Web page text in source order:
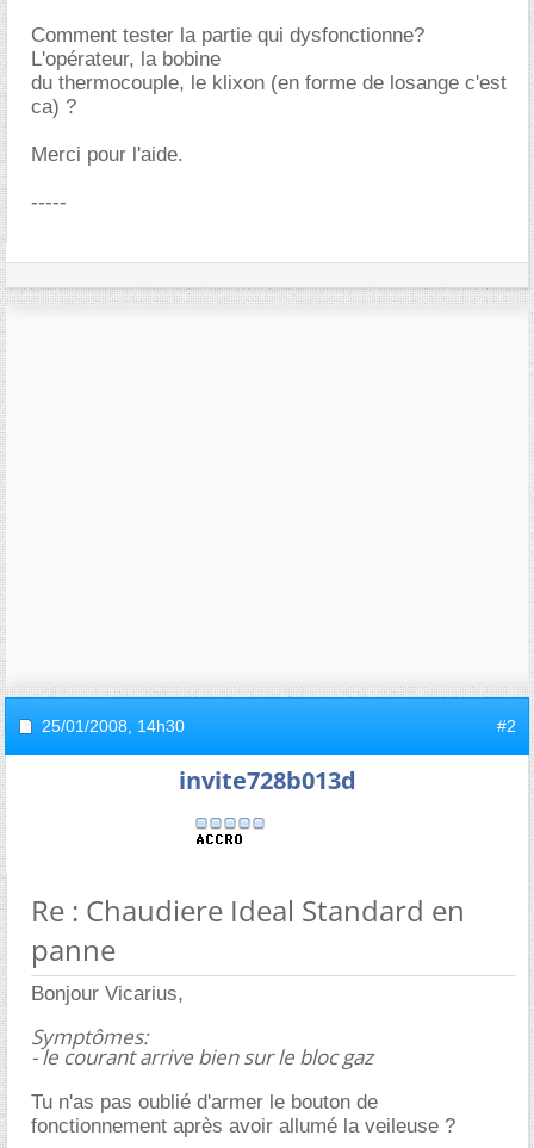
Comment tester la partie qui dysfonctionne?
L'opérateur, la bobine
du thermocouple, le klixon (en forme de losange c'est
ca) ?
Merci pour l'aide.
-----
25/01/2008, 14h30 #2
invite728b013d
Re : Chaudiere Ideal Standard en
panne
Bonjour Vicarius,
Symptômes:
- le courant arrive bien sur le bloc gaz
Tu n'as pas oublié d'armer le bouton de
fonctionnement après avoir allumé la veileuse ?